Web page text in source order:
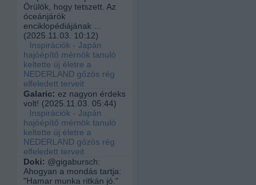
Örülök, hogy tetszett. Az
óceánjárók
enciklopédiájának ...
(2025.11.03. 10:12)
Inspirációk - Japán
hajóépítő mérnök tanuló
keltette új életre a
NEDERLAND gőzös rég
elfeledett terveit
Galaric: ez nagyon érdeks
volt! (2025.11.03. 05:44)
Inspirációk - Japán
hajóépítő mérnök tanuló
keltette új életre a
NEDERLAND gőzös rég
elfeledett terveit
Doki: @gigabursch:
Ahogyan a mondás tartja:
"Hamar munka ritkán jó."